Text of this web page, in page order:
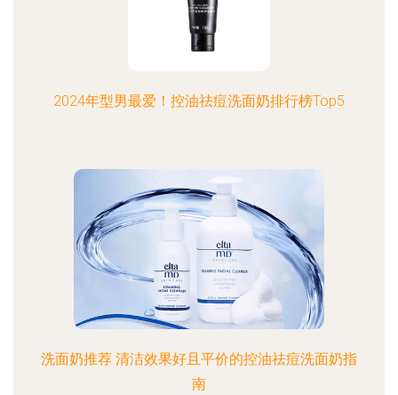
2024年型男最爱！控油祛痘洗面奶排行榜Top5
洗面奶推荐 清洁效果好且平价的控油祛痘洗面奶指
南